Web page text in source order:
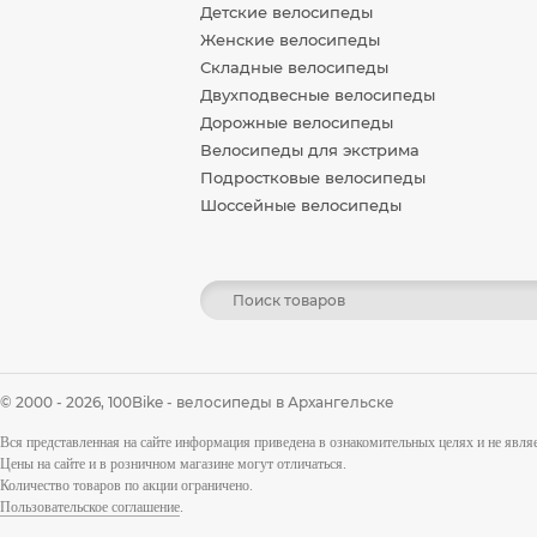
Детские велосипеды
Женские велосипеды
Складные велосипеды
Двухподвесные велосипеды
Дорожные велосипеды
Велосипеды для экстрима
Подростковые велосипеды
Шоссейные велосипеды
© 2000 - 2026, 100Bike - велосипеды в Архангельске
Вся представленная на сайте информация приведена в ознакомительных целях и не
Цены на сайте и в розничном магазине могут отличаться.
Количество товаров по акции ограничено.
Пользовательское соглашение.